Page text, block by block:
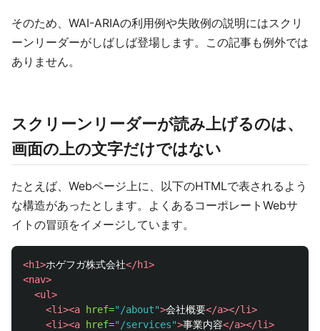
そのため、WAI-ARIAの利用例や失敗例の説明にはスクリ
ーンリーダーがしばしば登場します。この記事も例外では
ありません。
スクリーンリーダーが読み上げるのは、
画面の上の文字だけではない
たとえば、Webページ上に、以下のHTMLで表されるよう
な構造があったとします。よくあるコーポレートWebサ
イトの冒頭をイメージしています。
<h1>ホゲフガ株式会社</h1>
<nav>
<ul>
<li><a
href="/about">会社概要</a></li>
<li><a
href="/services">事業内容</a></li>